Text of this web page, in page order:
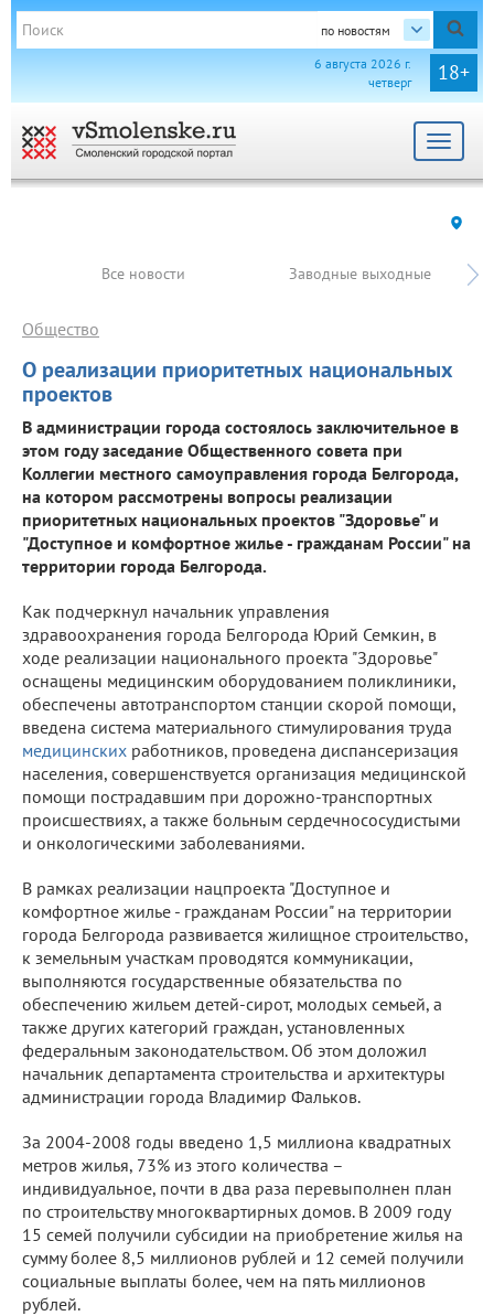
по новостям
18+
6 августа 2026 г.
четверг
Toggle
Все новости Заводные выходные
О реализации приоритетных национальных
проектов
Общество
В администрации города состоялось заключительное в
этом году заседание Общественного совета при
Коллегии местного самоуправления города Белгорода,
на котором рассмотрены вопросы реализации
приоритетных национальных проектов "Здоровье" и
"Доступное и комфортное жилье - гражданам России" на
территории города Белгорода.
Как подчеркнул начальник управления
здравоохранения города Белгорода Юрий Семкин, в
ходе реализации национального проекта "Здоровье"
оснащены медицинским оборудованием поликлиники,
обеспечены автотранспортом станции скорой помощи,
введена система материального стимулирования труда
медицинских работников, проведена диспансеризация
населения, совершенствуется организация медицинской
помощи пострадавшим при дорожно-транспортных
происшествиях, а также больным сердечнососудистыми
и онкологическими заболеваниями.
В рамках реализации нацпроекта "Доступное и
комфортное жилье - гражданам России" на территории
города Белгорода развивается жилищное строительство,
к земельным участкам проводятся коммуникации,
выполняются государственные обязательства по
обеспечению жильем детей-сирот, молодых семьей, а
также других категорий граждан, установленных
федеральным законодательством. Об этом доложил
начальник департамента строительства и архитектуры
администрации города Владимир Фальков.
За 2004-2008 годы введено 1,5 миллиона квадратных
метров жилья, 73% из этого количества –
индивидуальное, почти в два раза перевыполнен план
по строительству многоквартирных домов. В 2009 году
15 семей получили субсидии на приобретение жилья на
сумму более 8,5 миллионов рублей и 12 семей получили
социальные выплаты более, чем на пять миллионов
рублей.